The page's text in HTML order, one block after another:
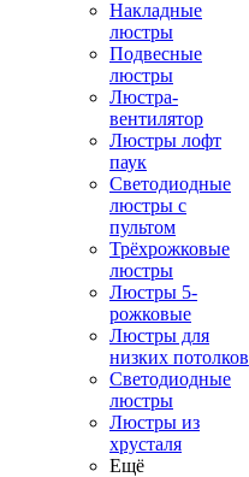
Накладные
люстры
Подвесные
люстры
Люстра-
вентилятор
Люстры лофт
паук
Светодиодные
люстры с
пультом
Трёхрожковые
люстры
Люстры 5-
рожковые
Люстры для
низких потолков
Cветодиодные
люстры
Люстры из
хрусталя
Ещё